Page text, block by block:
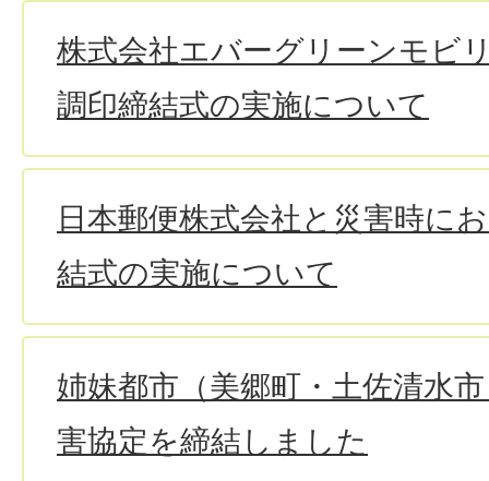
株式会社エバーグリーンモビ
調印締結式の実施について
日本郵便株式会社と災害時に
結式の実施について
姉妹都市（美郷町・土佐清水
害協定を締結しました